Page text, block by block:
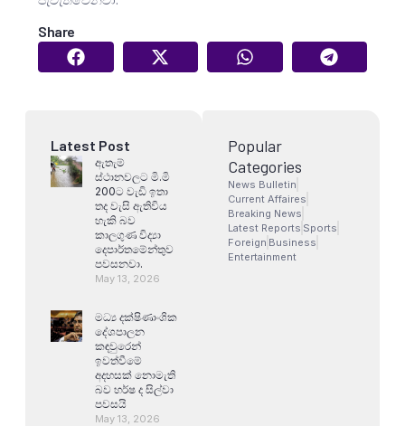
Share
Latest Post
ඇතැම්
ස්ථානවලට මි.මි
200ට වැඩි ඉතා
තද වැසි ඇතිවිය
හැකි බව
කාලගුණ විද්‍යා
දෙපාර්තමේන්තුව
පවසනවා.
May 13, 2026
මධ්‍ය දක්ෂිණාංශික
දේශපාලන
කඳවුරෙන්
ඉවත්වීමේ
අදහසක් නොමැති
බව හර්ෂ ද සිල්වා
පවසයි
May 13, 2026
Popular
Categories
News Bulletin
Current Affaires
Breaking News
Latest Reports Sports
Foreign Business
Entertainment